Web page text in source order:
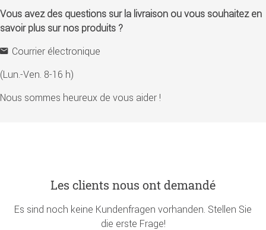
Vous avez des questions sur la livraison ou vous souhaitez en
savoir plus sur nos produits ?
Courrier électronique
(Lun.-Ven. 8-16 h)
Nous sommes heureux de vous aider !
Les clients nous ont demandé
Es sind noch keine Kundenfragen vorhanden. Stellen Sie
die erste Frage!